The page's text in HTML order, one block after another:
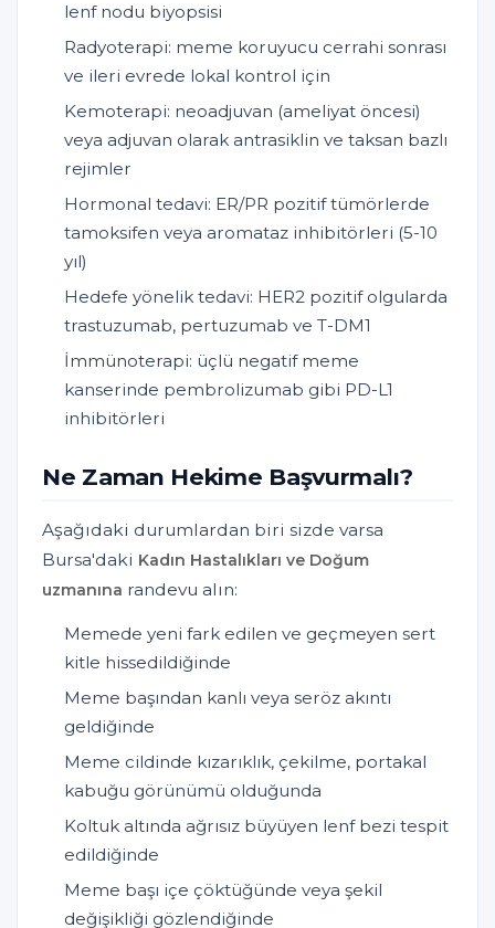
lenf nodu biyopsisi
Radyoterapi: meme koruyucu cerrahi sonrası
ve ileri evrede lokal kontrol için
Kemoterapi: neoadjuvan (ameliyat öncesi)
veya adjuvan olarak antrasiklin ve taksan bazlı
rejimler
Hormonal tedavi: ER/PR pozitif tümörlerde
tamoksifen veya aromataz inhibitörleri (5-10
yıl)
Hedefe yönelik tedavi: HER2 pozitif olgularda
trastuzumab, pertuzumab ve T-DM1
İmmünoterapi: üçlü negatif meme
kanserinde pembrolizumab gibi PD-L1
inhibitörleri
Ne Zaman Hekime Başvurmalı?
Aşağıdaki durumlardan biri sizde varsa
Bursa'daki Kadın Hastalıkları ve Doğum
uzmanına randevu alın:
Memede yeni fark edilen ve geçmeyen sert
kitle hissedildiğinde
Meme başından kanlı veya seröz akıntı
geldiğinde
Meme cildinde kızarıklık, çekilme, portakal
kabuğu görünümü olduğunda
Koltuk altında ağrısız büyüyen lenf bezi tespit
edildiğinde
Meme başı içe çöktüğünde veya şekil
değişikliği gözlendiğinde